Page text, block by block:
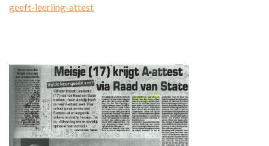
geeft-leerling-attest